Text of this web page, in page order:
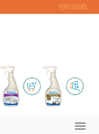
PORTUGUÊS
Toggle